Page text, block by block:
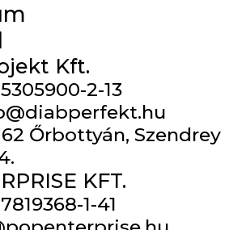
Kft.
2-13
Őrbottyán, Szendrey
KFT.
1-41